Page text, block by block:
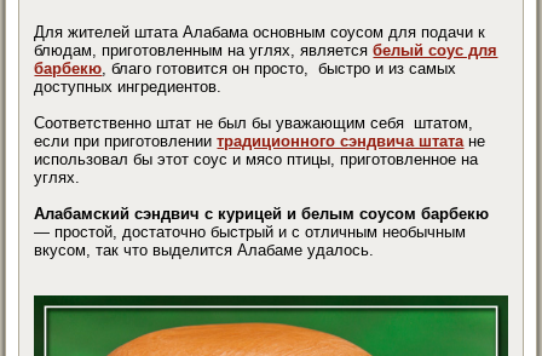
Для жителей штата Алабама основным соусом для подачи к
блюдам, приготовленным на углях, являетсябелый соус для
барбекю , благо готовится он просто, быстро и из самых
доступных ингредиентов.
Соответственно штат не был бы уважающим себя штатом,
если при приготовлениитрадиционного сэндвича штата не
использовал бы этот соус и мясо птицы, приготовленное на
углях.
Алабамский сэндвич с курицей и белым соусом барбекю
— простой, достаточно быстрый и с отличным необычным
вкусом, так что выделится Алабаме удалось.